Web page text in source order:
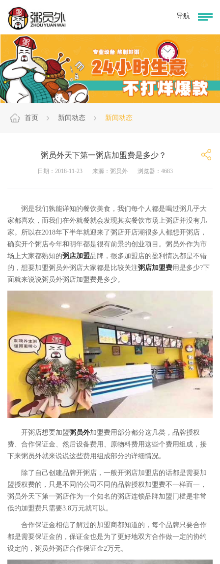
首页 新闻动态 新闻动态
粥员外天下第一粥店加盟费是多少？
日期：2018-11-23 来源：粥员外 浏览器：4683
粥是我们孰能详知的餐饮美食，我们每个人都是喝过粥几乎大
家都喜欢，而我们在外就餐就会发现其实餐饮市场上粥店并没有几
家。所以在2018年下半年就迎来了粥店开店潮很多人都想开粥店，
确实开个粥店今年和明年都是很有前景的创业项目。粥员外作为市
场上大家都熟知的粥店加盟品牌，很多加盟店的盈利情况都是不错
的，想要加盟粥员外粥店大家都是比较关注粥店加盟费用是多少?下
面就来说说粥员外粥店加盟费是多少。
开粥店想要加盟粥员外加盟费用部分都分这几类，品牌授权
费、合作保证金、然后设备费用、原物料费用这些个费用组成，接
下来粥员外就来说说这些费用组成部分的详细情况。
除了自己创建品牌开粥店，一般开粥店加盟店的话都是需要加
盟授权费的，只是不同的公司不同的品牌授权加盟费不一样而一，
粥员外天下第一粥店作为一个知名的粥店连锁品牌加盟门槛是非常
低的加盟费只需要3.8万元就可以。
合作保证金相信了解过的加盟商都知道的，每个品牌只要合作
都是需要保证金的，保证金也是为了更好地双方合作做一定的协约
设定的，粥员外粥店合作保证金2万元。